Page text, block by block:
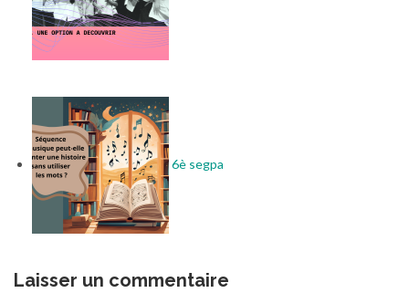
6è segpa
Laisser un commentaire